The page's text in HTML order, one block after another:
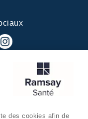
des cookies afin de